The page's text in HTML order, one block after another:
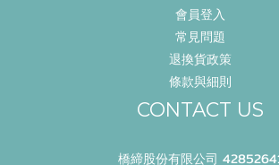
會員登入
常見問題
退換貨政策
條款與細則
CONTACT US
橋締股份有限公司